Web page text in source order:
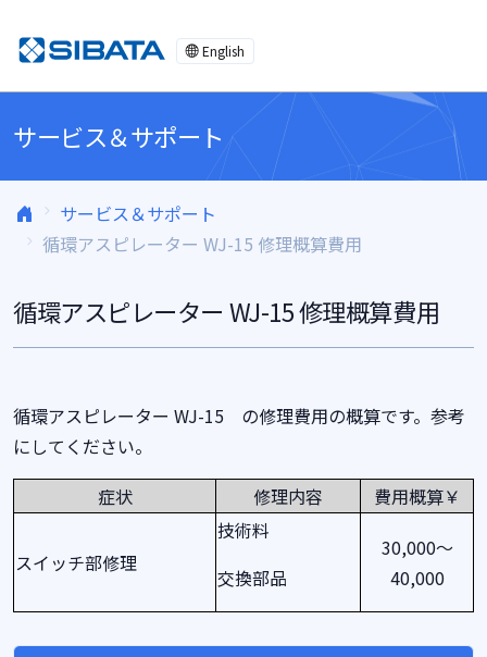
English
サービス＆サポート
サービス＆サポート
循環アスピレーター WJ-15 修理概算費用
循環アスピレーター WJ-15 修理概算費用
循環アスピレーター WJ-15 の修理費用の概算です。参考
にしてください。
症状
修理内容 費用概算￥
スイッチ部修理
技術料
交換部品
30,000～
40,000